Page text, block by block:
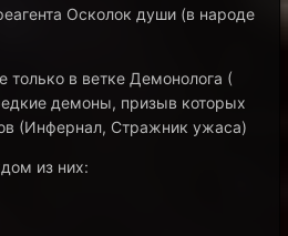
Осколок души (в народе
в ветке Демонолога (
демоны, призыв которых
(Инфернал, Стражник ужаса)
из них: